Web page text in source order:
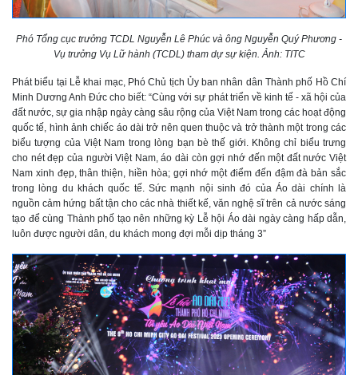
Phó Tổng cục trưởng TCDL Nguyễn Lê Phúc và ông Nguyễn Quý Phương -
Vụ trưởng Vụ Lữ hành (TCDL) tham dự sự kiện. Ảnh: TITC
Phát biểu tại Lễ khai mạc, Phó Chủ tịch Ủy ban nhân dân Thành phố Hồ Chí
Minh Dương Anh Đức cho biết: “Cùng với sự phát triển về kinh tế - xã hội của
đất nước, sự gia nhập ngày càng sâu rộng của Việt Nam trong các hoạt động
quốc tế, hình ảnh chiếc áo dài trở nên quen thuộc và trở thành một trong các
biểu tượng của Việt Nam trong lòng bạn bè thế giới. Không chỉ biểu trưng
cho nét đẹp của người Việt Nam, áo dài còn gợi nhớ đến một đất nước Việt
Nam xinh đẹp, thân thiện, hiền hòa; gợi nhớ một điểm đến đậm đà bản sắc
trong lòng du khách quốc tế. Sức mạnh nội sinh đó của Áo dài chính là
nguồn cảm hứng bất tận cho các nhà thiết kế, văn nghệ sĩ trên cả nước sáng
tạo để cùng Thành phố tạo nên những kỳ Lễ hội Áo dài ngày càng hấp dẫn,
luôn được người dân, du khách mong đợi mỗi dịp tháng 3”